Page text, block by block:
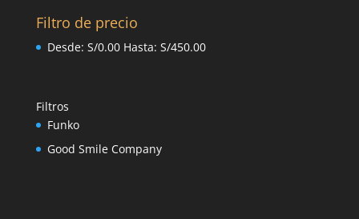
Filtro de precio
Desde: S/0.00Hasta: S/450.00
Filtros
Funko
Good Smile Company